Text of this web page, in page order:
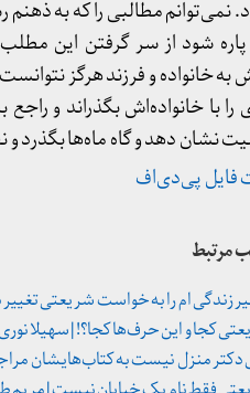
مطالبی را که به
پاره شود از سر گرفتن این
خانواده و فرزند هرگز
را با خانواده‌اش بگذراند و
نشان دهد و گاه ماه‌ها بگذرد
فایل پی‌دی‌اف
مرتبط
زندگی ام را به خواست شریعتی تغییر دادم |
کجا و این حرف‌ها کجا؟! | سهیلا نوری (روزنامه
دکتر منزل نیست به کتاب‌هایشان مراجعه